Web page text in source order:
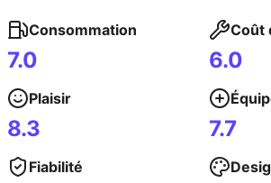
Consommation
7.0
Coût
6.0
Plaisir
8.3 7.7
Fiabilité